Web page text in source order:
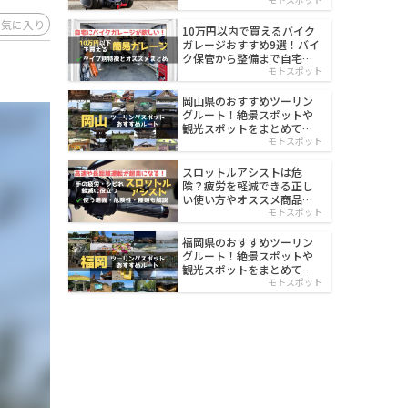
に入り
10万円以内で買えるバイク
ガレージおすすめ9選！バイ
ク保管から整備まで自宅で
モトスポット
岡山県のおすすめツーリン
グルート！絶景スポットや
観光スポットをまとめて紹
モトスポット
スロットルアシストは危
険？疲労を軽減できる正し
い使い方やオススメ商品を
モトスポット
福岡県のおすすめツーリン
グルート！絶景スポットや
観光スポットをまとめて紹
モトスポット